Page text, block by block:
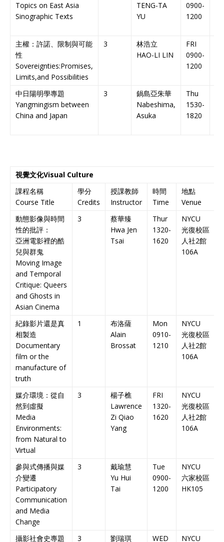
Topics on East Asia
Sinographic Texts
TENG-TA
YU
0900-
1200
主權：許諾、限制與可能
性
Sovereignties:Promises,
Limits,and Possibilities
3
林浩立
HAO-LI LIN
FRI
0900-
1200
中日陽明學專題
Yangmingism between
China and Japan
3
鍋島亞朱華
Nabeshima,
Asuka
Thu
1530-
1820
視覺文化Visual Culture
課程名稱
Course Title
學分
Credits
授課教師
Instructor
時間
Time
地點
Venue
動態影像與時間
性的批評：
亞洲電影裡的酷
兒與群鬼
Moving Image
and Temporal
Critique: Queers
and Ghosts in
Asian Cinema
3
蔡華臻
Hwa Jen
Tsai
Thur
1320-
1620
NYCU
光復校區
人社2館
106A
紀錄影片還是真
相製造
Documentary
film or the
manufacture of
truth
1
布洛薩
Alain
Brossat
Mon
0910-
1210
NYCU
光復校區
人社2館
106A
媒介環境：從自
然到虛擬
Media
Environments:
from Natural to
Virtual
3
楊子樵
Lawrence
Zi Qiao
Yang
FRI
1320-
1620
NYCU
光復校區
人社2館
106A
參與式傳播與媒
介變遷
Participatory
Communication
and Media
Change
3
戴瑜慧
Yu Hui
Tai
Tue
0900-
1200
NYCU
六家校區
HK105
攝影社會史專題
3
劉瑞琪
WED
NYCU